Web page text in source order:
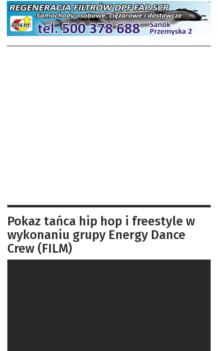
Pokaz tańca hip hop i freestyle w
wykonaniu grupy Energy Dance
Crew (FILM)